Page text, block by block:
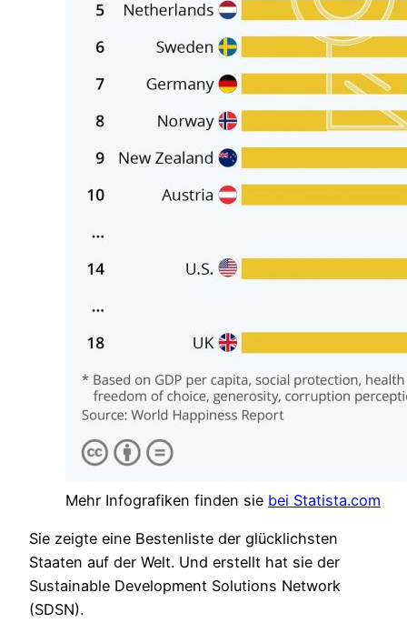
Mehr Infografiken finden sie bei Statista.com
Sie zeigte eine Bestenliste der glücklichsten
Staaten auf der Welt. Und erstellt hat sie der
Sustainable Development Solutions Network
(SDSN).